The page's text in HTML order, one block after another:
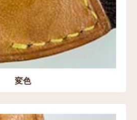
具のサビ、コバ剥がれ、メッキ
変色